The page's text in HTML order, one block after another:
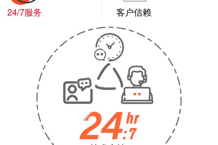
24/7服务 客户信赖